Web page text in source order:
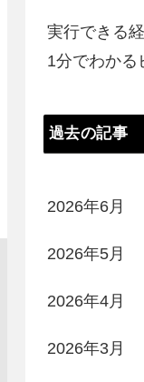
実行できる
1分でわかる
過去の記事
2026年6月
2026年5月
2026年4月
2026年3月